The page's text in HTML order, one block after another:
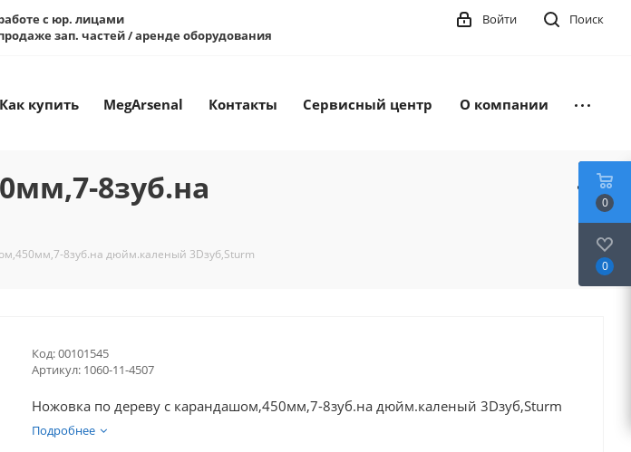
с юр. лицами
зап. частей / аренде оборудования
Поиск
Войти
Как купить MegArsenal Контакты Сервисный центр О компании
8зуб.на
8зуб.на дюйм.каленый 3Dзуб,Sturm
Код:00101545
Артикул: 1060-11-4507
Ножовка по дереву с карандашом,450мм,7-8зуб.на дюйм.каленый 3Dзуб,Sturm
Подробнее
0
0